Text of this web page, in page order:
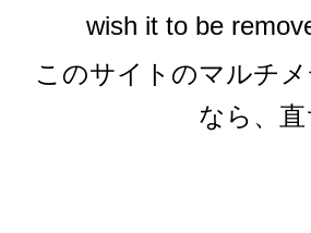
wish it to be
このサイトのマルチ
なら、